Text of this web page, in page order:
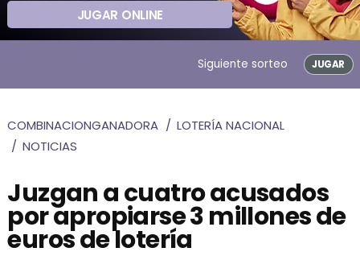
JUGAR ONLINE
Siguiente sorteo JUGAR
COMBINACIONGANADORA
LOTERÍA NACIONAL
NOTICIAS
Juzgan a cuatro acusados
por apropiarse 3 millones de
euros de lotería